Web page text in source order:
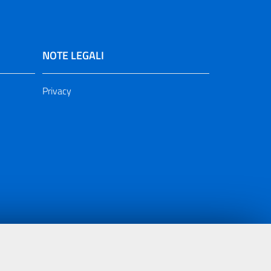
NOTE LEGALI
Privacy
2006 Misura 6.05 - Fondo FESR